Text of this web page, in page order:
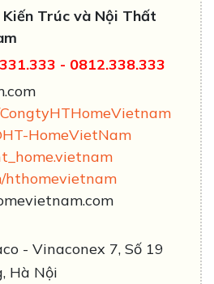
Kiến Trúc và Nội Thất
- 0812.338.333
HomeVietNam
hthomevietnam
- Vinaconex 7, Số 19
Hà Nội